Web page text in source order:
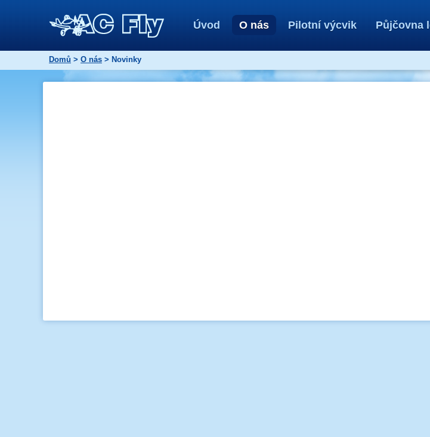
Úvod O nás Pilotní výcvik Půjčovna
Domů > O nás > Novinky